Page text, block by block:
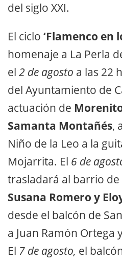
del siglo XXI.
El ciclo ‘Flamenco en
homenaje a La Perla
el 2 de agosto a las 22
del Ayuntamiento de
actuación de
Samanta Montañés,
Niño de la Leo a la
Mojarrita. El 6 de
trasladará al barrio de
Susana Romero y
desde el balcón de
a Juan Ramón Ortega
El 7 de agosto, el